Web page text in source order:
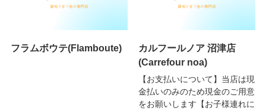
フラムボウテ(Flamboute)
カルフールノア 沼津店
(Carrefour noa)
【お支払いについて】当店は現
金払いのみのため現金のご用意
をお願いします【お子様連れに